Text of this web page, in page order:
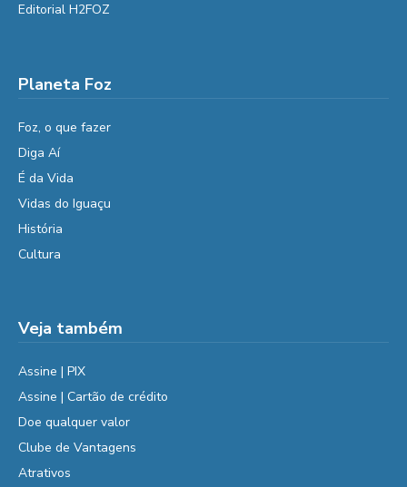
Editorial H2FOZ
Planeta Foz
Foz, o que fazer
Diga Aí
É da Vida
Vidas do Iguaçu
História
Cultura
Veja também
Assine | PIX
Assine | Cartão de crédito
Doe qualquer valor
Clube de Vantagens
Atrativos